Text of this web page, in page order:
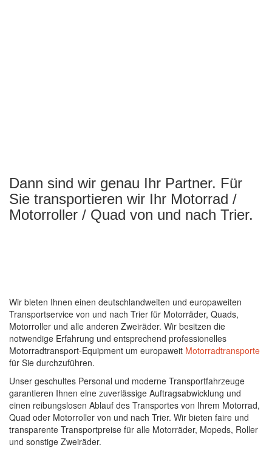
Dann sind wir genau Ihr Partner. Für
Sie transportieren wir Ihr Motorrad /
Motorroller / Quad von und nach Trier.
Wir bieten Ihnen einen deutschlandweiten und europaweiten
Transportservice von und nach Trier für Motorräder, Quads,
Motorroller und alle anderen Zweiräder. Wir besitzen die
notwendige Erfahrung und entsprechend professionelles
Motorradtransport-Equipment um europaweit Motorradtransporte
für Sie durchzuführen.
Unser geschultes Personal und moderne Transportfahrzeuge
garantieren Ihnen eine zuverlässige Auftragsabwicklung und
einen reibungslosen Ablauf des Transportes von Ihrem Motorrad,
Quad oder Motorroller von und nach Trier. Wir bieten faire und
transparente Transportpreise für alle Motorräder, Mopeds, Roller
und sonstige Zweiräder.